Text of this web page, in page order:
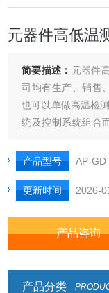
元器件高低温
简要描述： 元器件
司均有生产、销售
也可以单做高温检
统及控制系统组合
彩色液晶显示，平
产品型号 AP-GD
更新时间 2026-
产品咨询
产品分类